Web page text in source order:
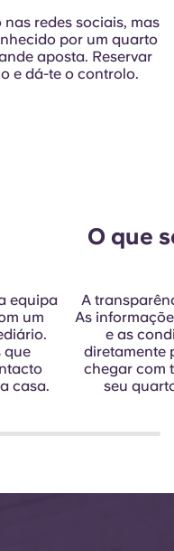
redes sociais, mas
por um quarto
aposta. Reservar
e dá-te o controlo.
equipa
um
que
casa.
O que
A
As
e as
diretamente
chegar com
seu